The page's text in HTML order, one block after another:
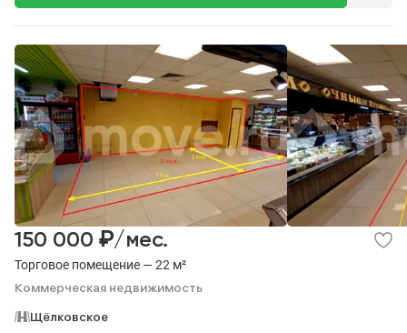
Торговое помещение — 22 м²
Коммерческая недвижимость
150 000 ₽/мес.
Щёлковское